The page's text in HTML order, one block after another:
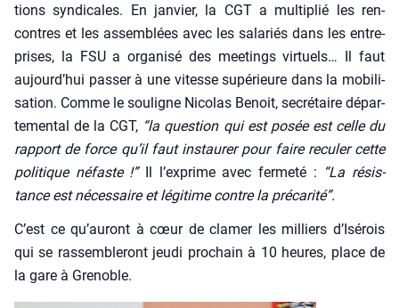
tions syn­di­cales. En jan­vier, la CGT a mul­ti­plié les ren­
contres et les assem­blées avec les sala­riés dans les entre­
prises, la FSU a orga­ni­sé des mee­tings vir­tuels… Il faut
aujourd’hui pas­ser à une vitesse supé­rieure dans la mobi­li­
sa­tion. Comme le sou­ligne Nico­las Benoit, secré­taire dépar­
te­men­tal de la CGT, “la ques­tion qui est posée est celle du
rap­port de force qu’il faut ins­tau­rer pour faire recu­ler cette
poli­tique néfaste !”Il l’exprime avec fer­me­té : “La résis­
tance est néces­saire et légi­time contre la pré­ca­ri­té”.
C’est ce qu’auront à cœur de cla­mer les mil­liers d’Isérois
qui se ras­sem­ble­ront jeu­di pro­chain à 10 heures, place de
la gare à Gre­noble.